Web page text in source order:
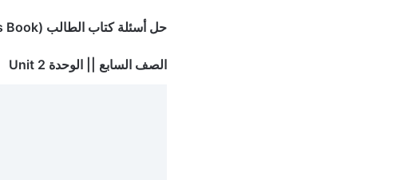
حل أسئلة كتاب الطالب (Student’s Book)
الصف السابع || الوحدة Unit 2